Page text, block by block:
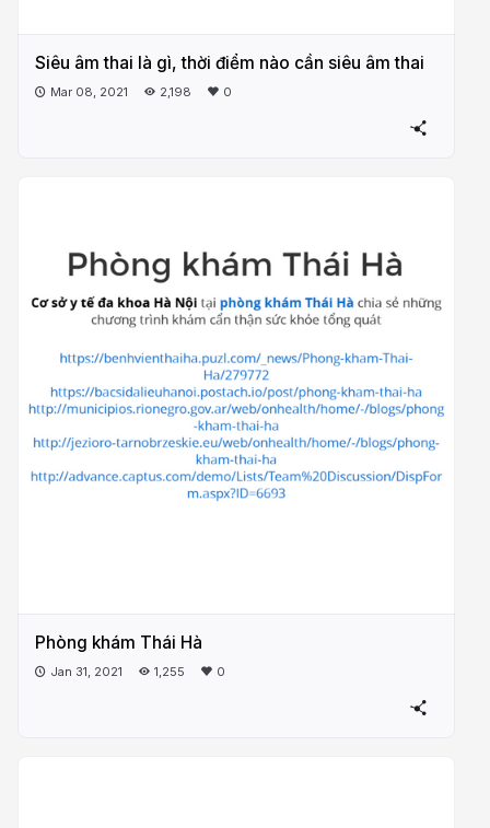
Siêu âm thai là gì, thời điểm nào cần siêu âm thai
Mar 08, 2021 2,198 0
Phòng khám Thái Hà
Jan 31, 2021 1,255 0